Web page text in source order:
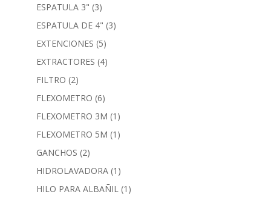
ESPATULA 3" (3)
ESPATULA DE 4" (3)
EXTENCIONES (5)
EXTRACTORES (4)
FILTRO (2)
FLEXOMETRO (6)
FLEXOMETRO 3M (1)
FLEXOMETRO 5M (1)
GANCHOS (2)
HIDROLAVADORA (1)
HILO PARA ALBAÑIL (1)